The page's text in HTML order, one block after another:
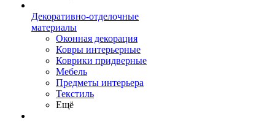
Декоративно-отделочные
материалы
Оконная декорация
Ковры интерьерные
Коврики придверные
Мебель
Предметы интерьера
Текстиль
Ещё